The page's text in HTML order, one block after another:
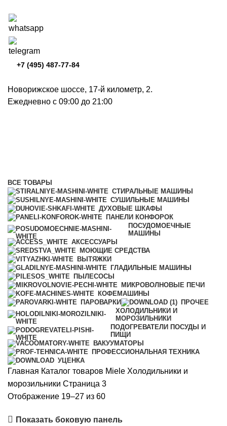
+7 (495) 487-77-84
Новорижское шоссе, 17-й километр, 2.
Ежедневно с 09:00 до 21:00
ВСЕ ТОВАРЫ
СТИРАЛЬНЫЕ МАШИНЫ
СУШИЛЬНЫЕ МАШИНЫ
ДУХОВЫЕ ШКАФЫ
ПАНЕЛИ КОНФОРОК
ПОСУДОМОЕЧНЫЕ
МАШИНЫ
АКСЕССУАРЫ
МОЮЩИЕ СРЕДСТВА
ВЫТЯЖКИ
ГЛАДИЛЬНЫЕ МАШИНЫ
ПЫЛЕСОСЫ
МИКРОВОЛНОВЫЕ ПЕЧИ
КОФЕМАШИНЫ
ПАРОВАРКИ
ПРОЧЕЕ
ХОЛОДИЛЬНИКИ И
МОРОЗИЛЬНИКИ
ПОДОГРЕВАТЕЛИ ПОСУДЫ И
ПИЩИ
ВАКУУМАТОРЫ
ПРОФЕССИОНАЛЬНАЯ ТЕХНИКА
УЦЕНКА
Главная Каталог товаров Miele Холодильники и
морозильники Страница 3
Отображение 19–27 из 60Сортировка:
рейтингу
Показать боковую панель